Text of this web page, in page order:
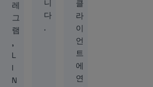
레
그
램
,
L
I
N
니
다
.
클
라
이
언
트
에
연